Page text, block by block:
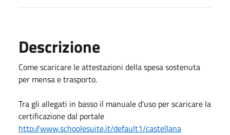
Descrizione
Come scaricare le attestazioni della spesa sostenuta
per mensa e trasporto.
Tra gli allegati in basso il manuale d'uso per scaricare la
certificazione dal portale
http://www.schoolesuite.it/default1/castellana